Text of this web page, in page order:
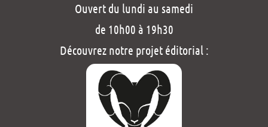
Ouvert du lundi au samedi
de 10h00 à 19h30
Découvrez notre projet éditorial :